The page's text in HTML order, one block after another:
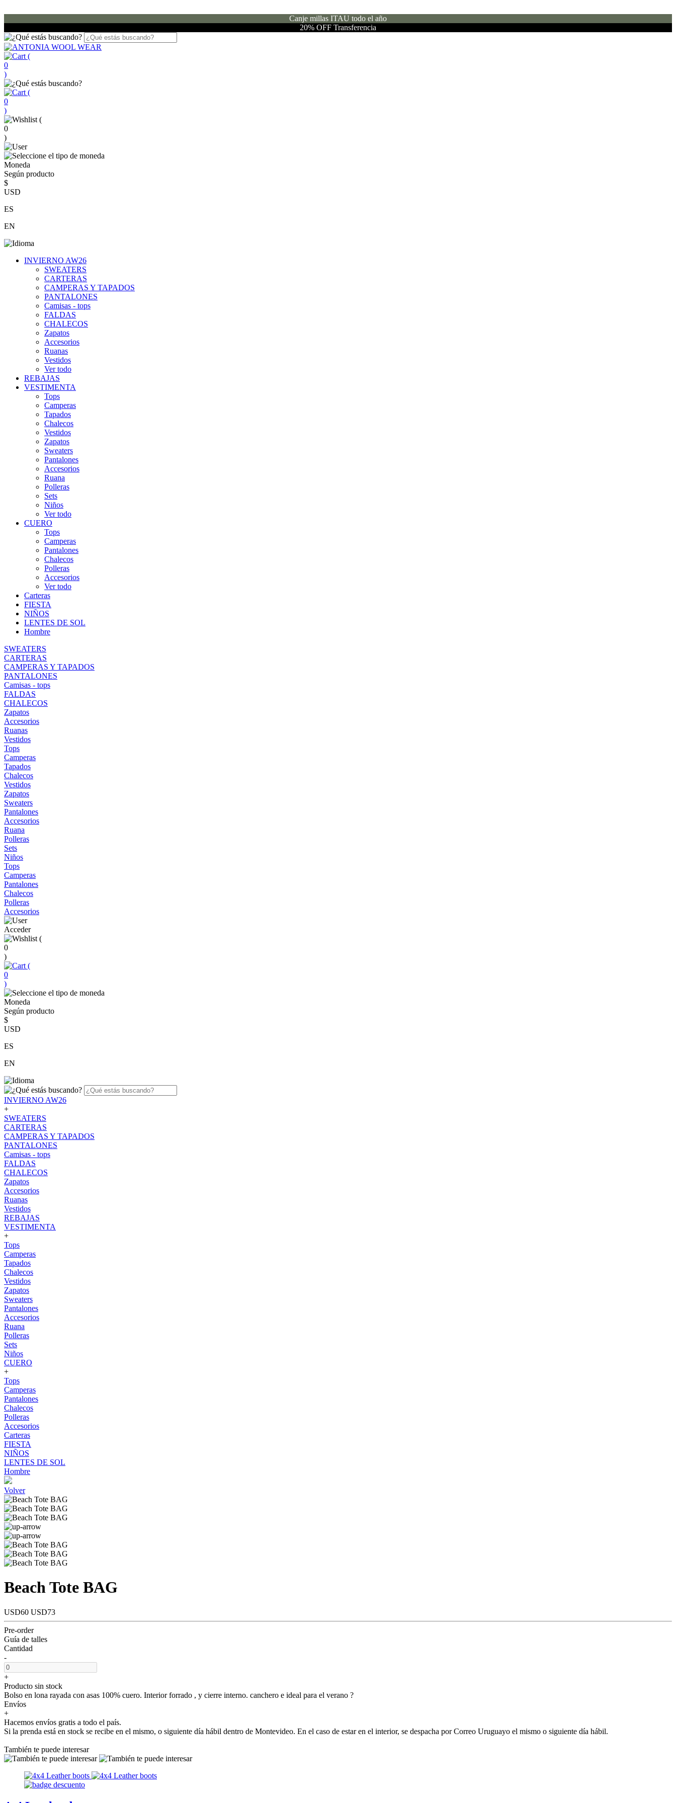
Canje millas ITAU todo el año
20% OFF Transferencia
(
0
)
(
0
)
(
0
)
Moneda
Según producto
$
USD
ES
EN
INVIERNO AW26
SWEATERS
CARTERAS
CAMPERAS Y TAPADOS
PANTALONES
Camisas - tops
FALDAS
CHALECOS
Zapatos
Accesorios
Ruanas
Vestidos
Ver todo
REBAJAS
VESTIMENTA
Tops
Camperas
Tapados
Chalecos
Vestidos
Zapatos
Sweaters
Pantalones
Accesorios
Ruana
Polleras
Sets
Niños
Ver todo
CUERO
Tops
Camperas
Pantalones
Chalecos
Polleras
Accesorios
Ver todo
Carteras
FIESTA
NIÑOS
LENTES DE SOL
Hombre
SWEATERS
CARTERAS
CAMPERAS Y TAPADOS
PANTALONES
Camisas - tops
FALDAS
CHALECOS
Zapatos
Accesorios
Ruanas
Vestidos
Tops
Camperas
Tapados
Chalecos
Vestidos
Zapatos
Sweaters
Pantalones
Accesorios
Ruana
Polleras
Sets
Niños
Tops
Camperas
Pantalones
Chalecos
Polleras
Accesorios
Acceder
(
0
)
(
0
)
Moneda
Según producto
$
USD
ES
EN
INVIERNO AW26
+
SWEATERS
CARTERAS
CAMPERAS Y TAPADOS
PANTALONES
Camisas - tops
FALDAS
CHALECOS
Zapatos
Accesorios
Ruanas
Vestidos
REBAJAS
VESTIMENTA
+
Tops
Camperas
Tapados
Chalecos
Vestidos
Zapatos
Sweaters
Pantalones
Accesorios
Ruana
Polleras
Sets
Niños
CUERO
+
Tops
Camperas
Pantalones
Chalecos
Polleras
Accesorios
Carteras
FIESTA
NIÑOS
LENTES DE SOL
Hombre
Volver
Beach Tote BAG
USD60 USD73
Pre-order
Guía de talles
Cantidad
-
+
Producto sin stock
Bolso en lona rayada con asas 100% cuero. Interior forrado , y cierre interno. canchero e ideal para el verano ?
Envíos
+
Hacemos envíos gratis a todo el país.
Si la prenda está en stock se recibe en el mismo, o siguiente día hábil dentro de Montevideo. En el caso de estar en el interior, se despacha por Correo Uruguayo el mismo o siguiente día hábil.
También te puede interesar